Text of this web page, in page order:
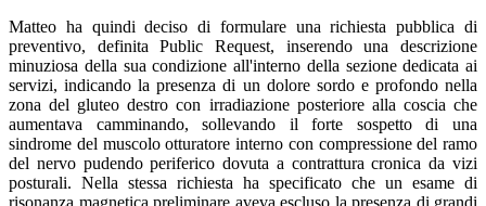
Matteo ha quindi deciso di formulare una richiesta pubblica di
preventivo, definita Public Request, inserendo una descrizione
minuziosa della sua condizione all'interno della sezione dedicata ai
servizi, indicando la presenza di un dolore sordo e profondo nella
zona del gluteo destro con irradiazione posteriore alla coscia che
aumentava camminando, sollevando il forte sospetto di una
sindrome del muscolo otturatore interno con compressione del ramo
del nervo pudendo periferico dovuta a contrattura cronica da vizi
posturali. Nella stessa richiesta ha specificato che un esame di
risonanza magnetica preliminare aveva escluso la presenza di grandi